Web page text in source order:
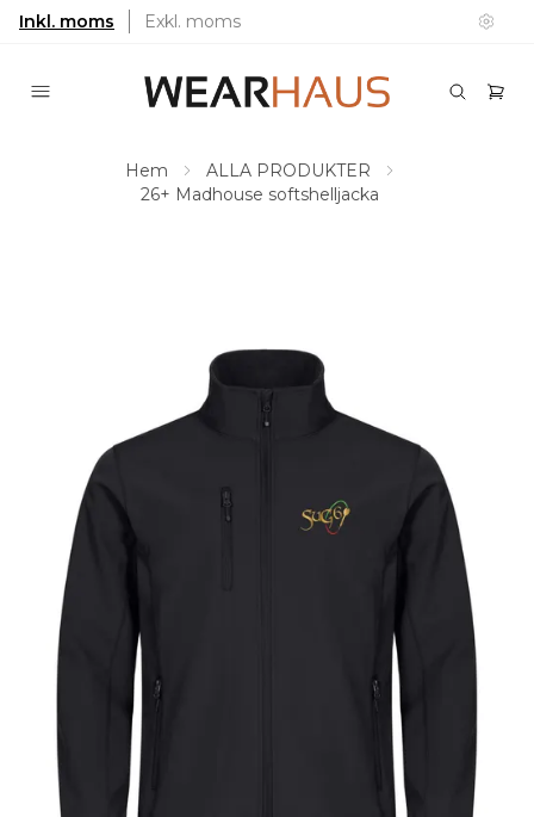
Inkl. moms Exkl. moms
Hem
ALLA PRODUKTER
26+ Madhouse softshelljacka